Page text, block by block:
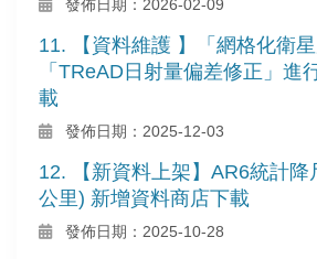
發佈日期：2026-02-09
11. 【資料維護 】「網格化衛
「TReAD日射量偏差修正」進
載
發佈日期：2025-12-03
12. 【新資料上架】AR6統計降
公里) 新增資料商店下載
發佈日期：2025-10-28